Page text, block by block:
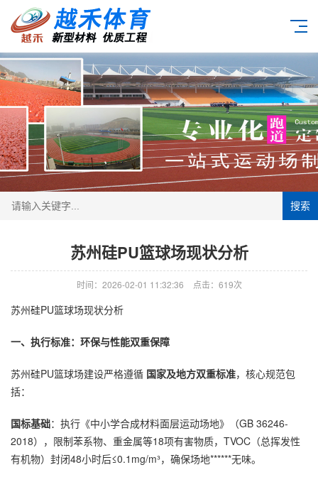
搜索
苏州硅PU篮球场现状分析
时间：2026-02-01 11:32:36 点击：619次
苏州硅PU篮球场现状分析
一、执行标准：环保与性能双重保障
苏州硅PU篮球场建设严格遵循 国家及地方双重标准，核心规范包
括：
国标基础：执行《中小学合成材料面层运动场地》（GB 36246-
2018），限制苯系物、重金属等18项有害物质，TVOC（总挥发性
有机物）封闭48小时后≤0.1mg/m³，确保场地******无味。